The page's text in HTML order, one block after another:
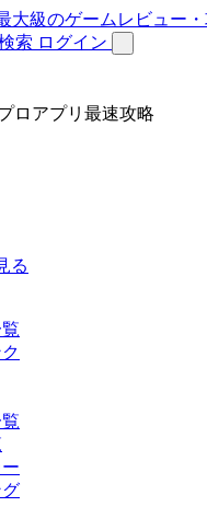
索 ログイン
ロアプリ最速攻略
る